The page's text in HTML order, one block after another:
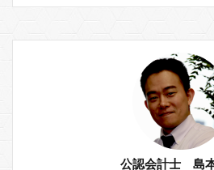
公認会計士 島